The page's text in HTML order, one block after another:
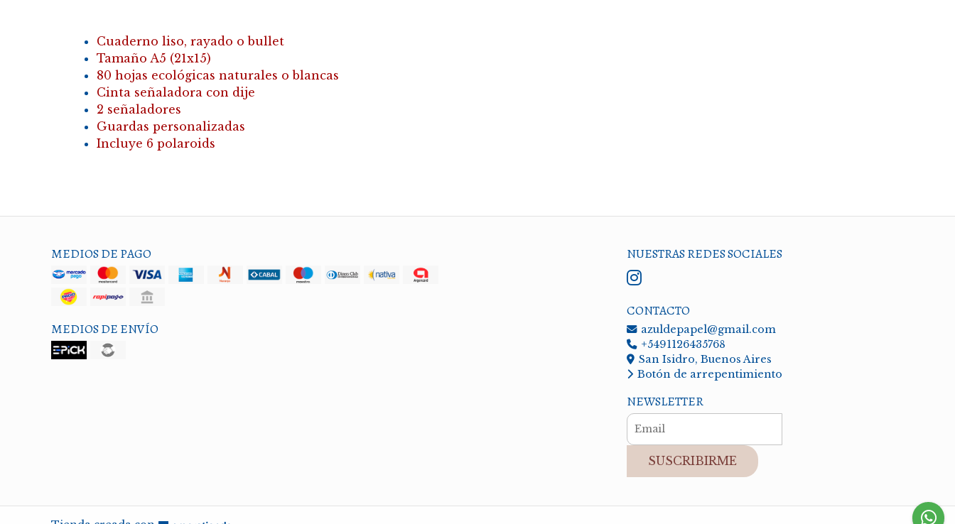
Cuaderno liso, rayado o bullet
Tamaño A5 (21x15)
80 hojas ecológicas naturales o blancas
Cinta señaladora con dije
2 señaladores
Guardas personalizadas
Incluye 6 polaroids
MEDIOS DE PAGO
MEDIOS DE ENVÍO
NUESTRAS REDES SOCIALES
CONTACTO
azuldepapel@gmail.com
+5491126435768
San Isidro, Buenos Aires
Botón de arrepentimiento
NEWSLETTER
SUSCRIBIRME